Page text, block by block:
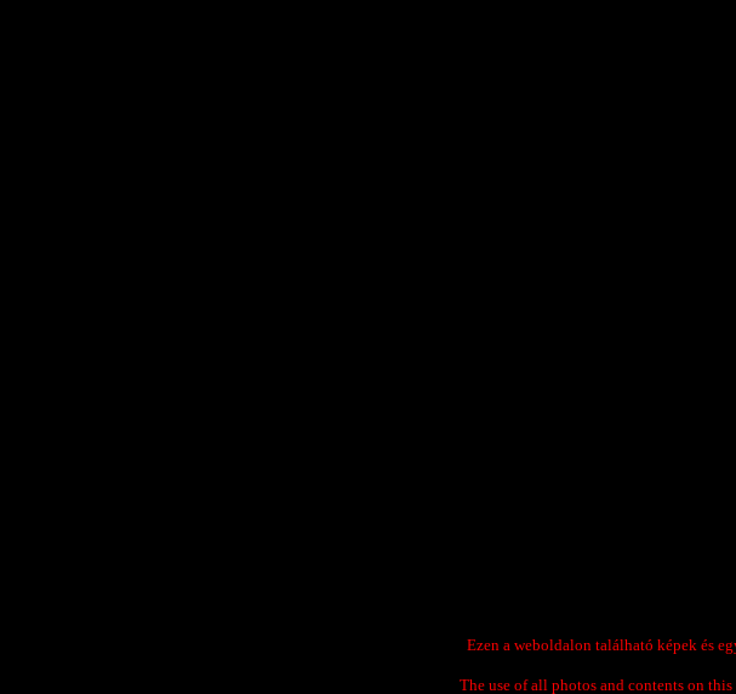
Ezen a weboldalon található képek és
The use of all photos and contents on